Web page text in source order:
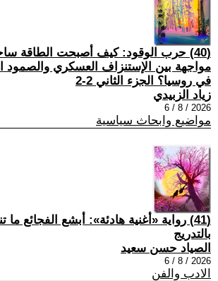
(40) حرب الوقود: كيف أصبحت الطاقة
مواجهة بين الإستنزاف العسكري والصمود
في روسيا؟ الجزء الثاني 2-2
زياد الزبيدي
2026 / 8 / 6
مواضيع وابحاث سياسية
(41) رواية «أغنية هادئة»: أبشع الفجائع ما
بالتدريج
الصياد حسن سعيد
2026 / 8 / 6
الادب والفن